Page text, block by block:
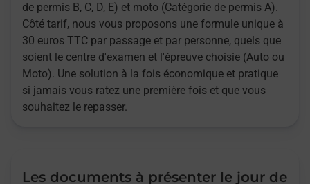
de permis B, C, D, E) et moto (Catégorie de permis A).
Côté tarif, nous vous proposons une formule unique à
30 euros TTC par passage et par personne, quels que
soient le centre d'examen et l'épreuve choisie (Auto ou
Moto). Une solution à la fois économique et pratique
si jamais vous ratez une première fois et que vous
souhaitez le repasser.
Les documents à présenter le jour de